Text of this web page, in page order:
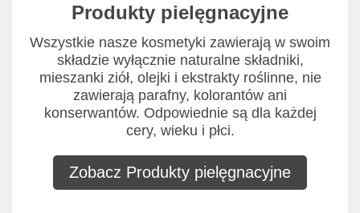
Produkty pielęgnacyjne
Wszystkie nasze kosmetyki zawierają w swoim
składzie wyłącznie naturalne składniki,
mieszanki ziół, olejki i ekstrakty roślinne, nie
zawierają parafny, kolorantów ani
konserwantów. Odpowiednie są dla każdej
cery, wieku i płci.
Zobacz Produkty pielęgnacyjne